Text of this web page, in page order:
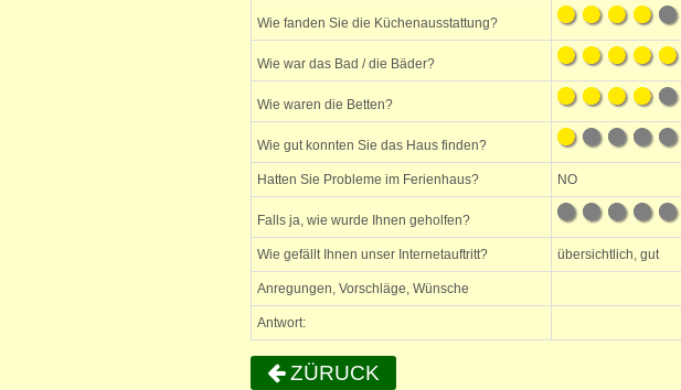
Wie fanden Sie die Küchenausstattung?
Wie war das Bad / die Bäder?
Wie waren die Betten?
Wie gut konnten Sie das Haus finden?
Hatten Sie Probleme im Ferienhaus? NO
Falls ja, wie wurde Ihnen geholfen?
Wie gefällt Ihnen unser Internetauftritt? übersichtlich, gut
Anregungen, Vorschläge, Wünsche
Antwort:
ZÜRUCK